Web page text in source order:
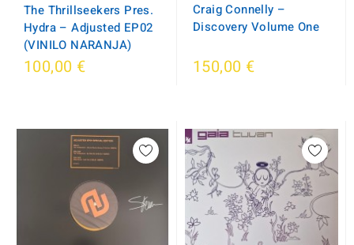
The Thrillseekers Pres.
Hydra ‎– Adjusted EP02
(VINILO NARANJA)
100,00 €
Craig Connelly –
Discovery Volume One
150,00 €